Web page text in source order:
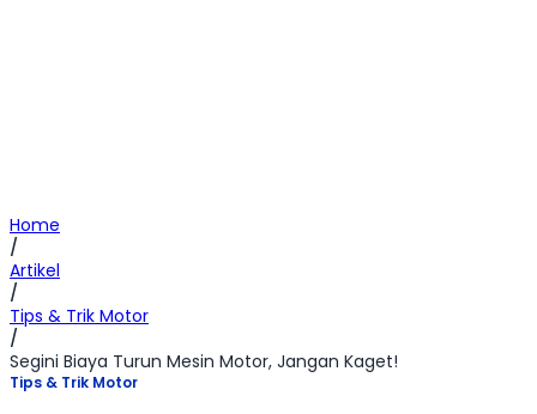
Home
/
Artikel
/
Tips & Trik Motor
/
Segini Biaya Turun Mesin Motor, Jangan Kaget!
Tips & Trik Motor